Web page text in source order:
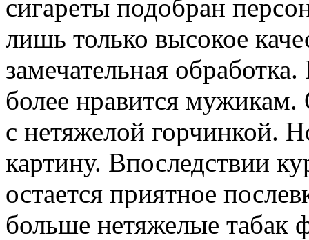
сигареты подобран
лишь только высокое
замечательная
более нравится
с нетяжелой горчинкой.
картину. Впоследствии
остается приятное
больше нетяжелые табак